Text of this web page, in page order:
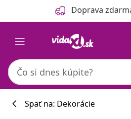
Predchádzajúce Doprava
Späť na: Dekorácie